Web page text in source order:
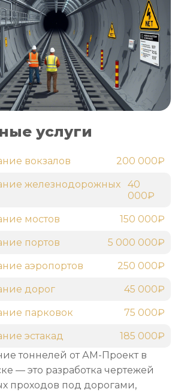
тоннелей от АМ-Проект в
— это разработка чертежей
проходов под дорогами,
услуги
вокзалов 200 000₽
железнодорожных
40
000₽
мостов 150 000₽
портов 5 000 000₽
аэропортов 250 000₽
дорог 45 000₽
парковок 75 000₽
эстакад 185 000₽